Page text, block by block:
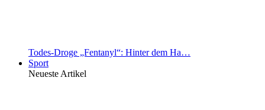
Todes-Droge „Fentanyl“: Hinter dem Ha…
Sport
Neueste Artikel